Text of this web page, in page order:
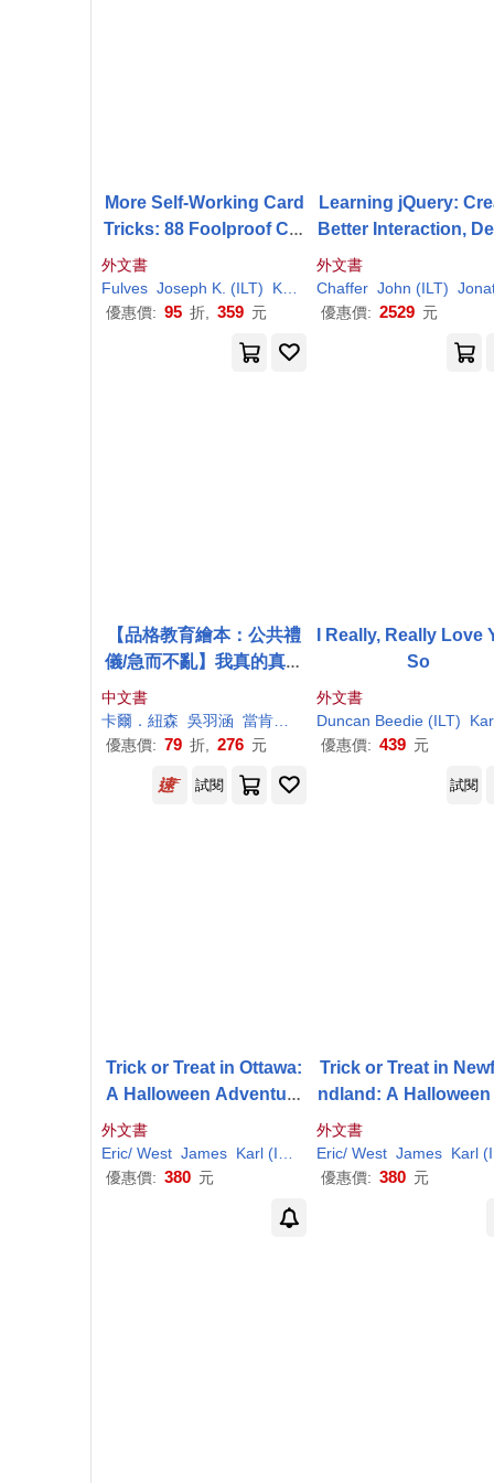
More Self-Working Card
Tricks: 88 Foolproof Car
d Miracles for the Amate
ur Magician
外文書
Fulves Joseph K. (ILT) Karl
/ Schmidt
優惠價: 95 折, 359 元
Learning jQuery:
Better Interaction,
n, and Web
t With Simple
Techniques
外文書
Chaffer John (ILT) Jonathan/
優惠價: 2529 元
【品格教育繪本：公共禮
儀/急而不亂】我真的真的
中文書
卡爾．紐森 吳羽涵 當肯．畢迪(Duncan Beedie)
優惠價: 79 折, 276 元
I Really, Really Love
So
外文書
Duncan Beedie(ILT)
優惠價: 439 元
試閱 試閱
Trick or Treat in Ottawa:
A Halloween Adventure
Through Bytown
外文書
Eric/ West James Karl (ILT
優惠價: 380 元
Trick or Treat in
ndland: A
venture Through the
ck
外文書
Eric/ West James Karl(ILT
優惠價: 380 元